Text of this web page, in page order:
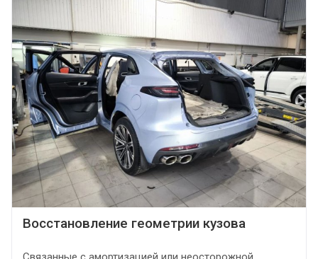
Восстановление геометрии кузова